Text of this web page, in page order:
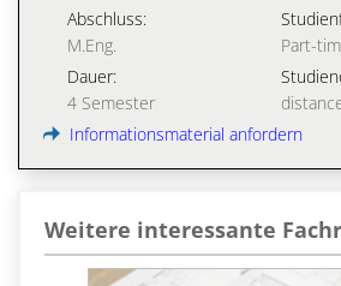
Abschluss:
M.Eng.
Part-
Dauer:
4 Semester
Informationsmaterial anfordern
Weitere interessante